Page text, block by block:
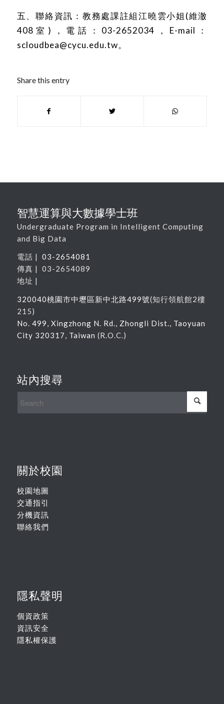
五、聯絡資訊：教務處課註組江曉雲小姐(維澈
408室)，電話：03-2652034，E-mail：
scloudbea@cycu.edu.tw。
Share this entry
智慧運算與大數據學士班
Undergraduate Program in Intelligent Computing
and Big Data
電話 | 03-2654081
傳真 | 03-2654089
地址 |
320040桃園市中壢區新中北路499號(知行領航館2樓
215)
No. 499, Xingzhong N. Rd., Zhongli Dist., Taoyuan
City 320317, Taiwan (R.O.C.)
站內搜尋
關於校園
校園地圖
交通指引
分機資訊
聯絡我們
隱私聲明
個資政策
資訊安全
隱私權保護